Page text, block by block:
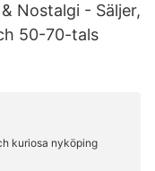
Nostalgi - Säljer,
50-70-tals